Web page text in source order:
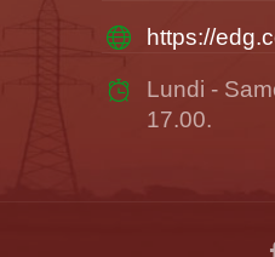
https://
Lundi -
17.00.